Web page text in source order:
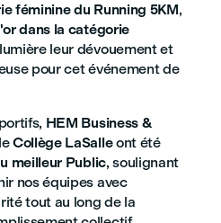
féminine du Running 5KM,
dans la catégorie
leur dévouement et
pour cet événement de
HEM Business &
Collège LaSalleont été
meilleur Public, soulignant
nos équipes avec
tout au long de la